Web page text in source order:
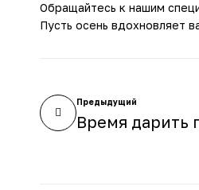
Обращайтесь к нашим
Пусть осень вдохновляет
Предыдущий
Время дарить